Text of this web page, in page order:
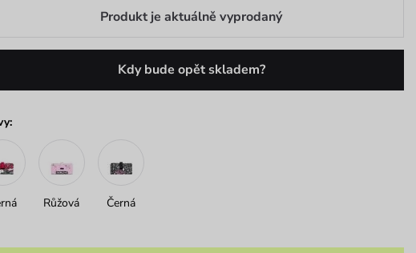
Produkt je aktuálně vyprodaný
Kdy bude opět skladem?
Růžová Černá